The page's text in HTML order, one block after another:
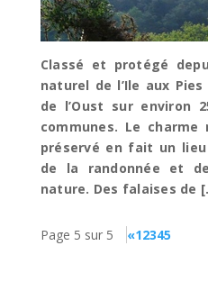
Classé et protégé
naturel de l’Ile aux
de l’Oust sur environ
communes. Le
préservé en fait un
de la randonnée et
nature. Des falaises de
Page 5 sur 5 «12345